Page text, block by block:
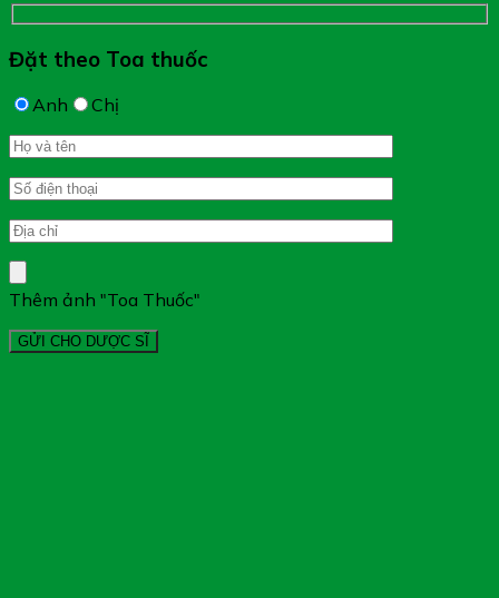
Đặt theo Toa thuốc
Anh Chị
Thêm ảnh "Toa Thuốc"